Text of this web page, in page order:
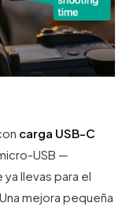
carga USB-C
USB —
llevas para el
mejora pequeña